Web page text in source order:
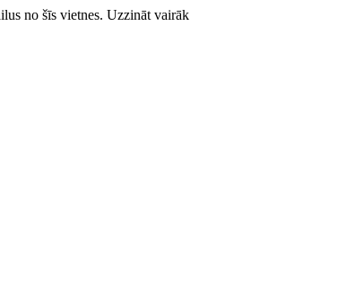
no šīs vietnes. Uzzināt vairāk